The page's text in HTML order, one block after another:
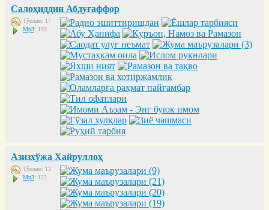
Салоҳиддин Абдуғаффор
Тўплам: 17
Mp3: 193
Азизхўжа Хайруллоҳ
Тўплам: 13
Mp3: 122